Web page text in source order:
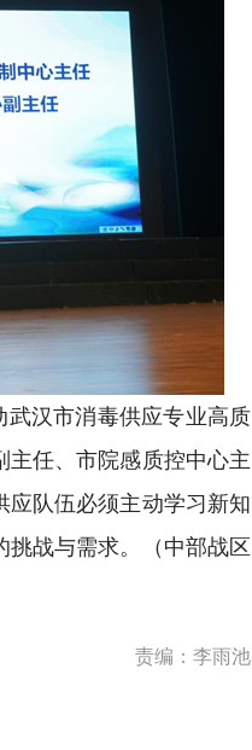
武汉市消毒供应专业高质
任、市院感质控中心主
队伍必须主动学习新知
战与需求。（中部战区
责编：李雨池